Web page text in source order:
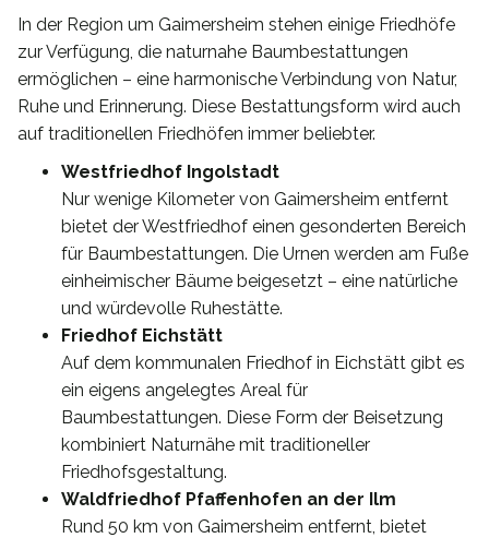
In der Region um Gaimersheim stehen einige Friedhöfe
zur Verfügung, die naturnahe Baumbestattungen
ermöglichen – eine harmonische Verbindung von Natur,
Ruhe und Erinnerung. Diese Bestattungsform wird auch
auf traditionellen Friedhöfen immer beliebter.
Westfriedhof Ingolstadt
Nur wenige Kilometer von Gaimersheim entfernt
bietet der Westfriedhof einen gesonderten Bereich
für Baumbestattungen. Die Urnen werden am Fuße
einheimischer Bäume beigesetzt – eine natürliche
und würdevolle Ruhestätte.
Friedhof Eichstätt
Auf dem kommunalen Friedhof in Eichstätt gibt es
ein eigens angelegtes Areal für
Baumbestattungen. Diese Form der Beisetzung
kombiniert Naturnähe mit traditioneller
Friedhofsgestaltung.
Waldfriedhof Pfaffenhofen an der Ilm
Rund 50 km von Gaimersheim entfernt, bietet